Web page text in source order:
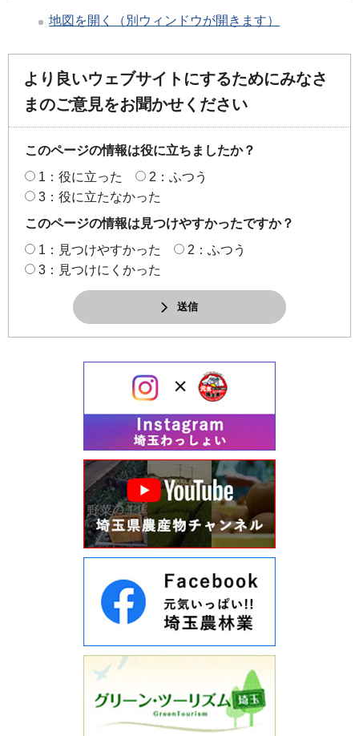
地図を開く（別ウィンドウが開きます）
より良いウェブサイトにするためにみなさ
まのご意見をお聞かせください
このページの情報は役に立ちましたか？
1：役に立った
2：ふつう
3：役に立たなかった
このページの情報は見つけやすかったですか？
1：見つけやすかった
2：ふつう
3：見つけにくかった
送信